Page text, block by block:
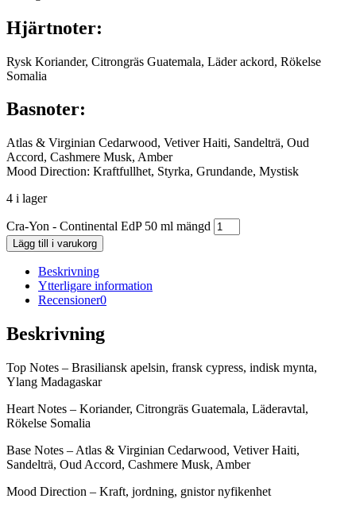
Hjärtnoter:
Rysk Koriander, Citrongräs Guatemala, Läder ackord, Rökelse
Somalia
Basnoter:
Atlas & Virginian Cedarwood, Vetiver Haiti, Sandelträ, Oud
Accord, Cashmere Musk, Amber
Mood Direction: Kraftfullhet, Styrka, Grundande, Mystisk
4 i lager
Cra-Yon - Continental EdP 50 ml mängd
Lägg till i varukorg
Beskrivning
Ytterligare information
Recensioner0
Beskrivning
Top Notes – Brasiliansk apelsin, fransk cypress, indisk mynta,
Ylang Madagaskar
Heart Notes – Koriander, Citrongräs Guatemala, Läderavtal,
Rökelse Somalia
Base Notes – Atlas & Virginian Cedarwood, Vetiver Haiti,
Sandelträ, Oud Accord, Cashmere Musk, Amber
Mood Direction – Kraft, jordning, gnistor nyfikenhet